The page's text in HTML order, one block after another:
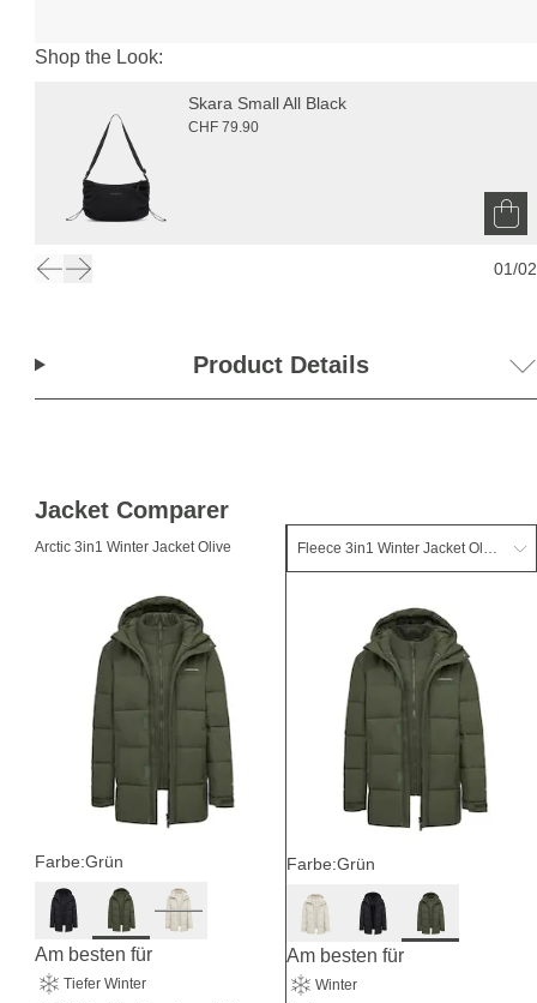
Shop the Look:
Skara Small All Black
CHF 79.90
01/02
Product Details
Jacket Comparer
Arctic 3in1 Winter Jacket Olive
Farbe:Grün
Am besten für
Tiefer Winter
Farbe:Grün
Am besten für
Winter